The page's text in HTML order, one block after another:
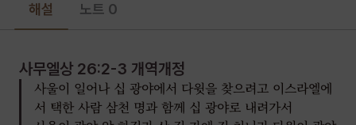
해설 노트 0
사무엘상 26:2-3 개역개정
사울이 일어나 십 광야에서 다윗을 찾으려고 이스라엘에
서 택한 사람 삼천 명과 함께 십 광야로 내려가서